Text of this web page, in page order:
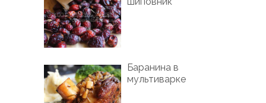
Баранина в
мультиварке